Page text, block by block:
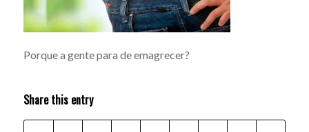
Porque a gente para de emagrecer?
Share this entry